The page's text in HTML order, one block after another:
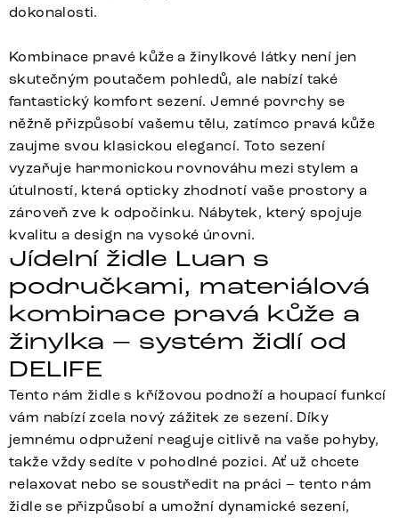
dokonalosti.
Kombinace pravé kůže a žinylkové látky není jen
skutečným poutačem pohledů, ale nabízí také
fantastický komfort sezení. Jemné povrchy se
něžně přizpůsobí vašemu tělu, zatímco pravá kůže
zaujme svou klasickou elegancí. Toto sezení
vyzařuje harmonickou rovnováhu mezi stylem a
útulností, která opticky zhodnotí vaše prostory a
zároveň zve k odpočinku. Nábytek, který spojuje
kvalitu a design na vysoké úrovni.
Jídelní židle Luan s
područkami, materiálová
kombinace pravá kůže a
žinylka – systém židlí od
DELIFE
Tento rám židle s křížovou podnoží a houpací funkcí
vám nabízí zcela nový zážitek ze sezení. Díky
jemnému odpružení reaguje citlivě na vaše pohyby,
takže vždy sedíte v pohodlné pozici. Ať už chcete
relaxovat nebo se soustředit na práci – tento rám
židle se přizpůsobí a umožní dynamické sezení,